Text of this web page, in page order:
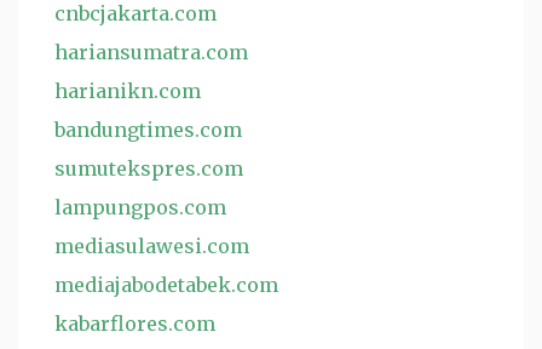
cnbcjakarta.com
hariansumatra.com
harianikn.com
bandungtimes.com
sumutekspres.com
lampungpos.com
mediasulawesi.com
mediajabodetabek.com
kabarflores.com